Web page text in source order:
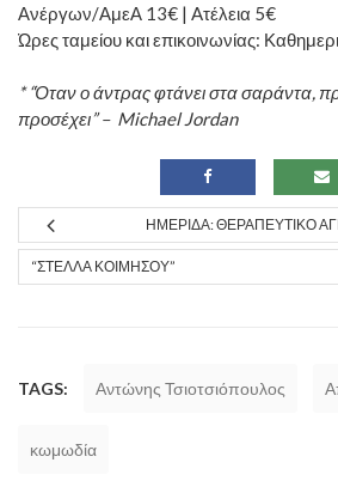
Ανέργων/ΑμεΑ 13€ | Aτέλεια 5€
Ώρες ταμείου και επικοινωνίας:
* “Όταν ο άντρας φτάνει στα σαράντα,
προσέχει” – Michael Jordan
ΗΜΕΡΊΔΑ: ΘΕΡΑΠΕΥΤΙΚΌ
“ΣΤΈΛΛΑ ΚΟΙΜΉΣΟΥ”
TAGS: Αντώνης Τσιοτσιόπουλος
κωμωδία